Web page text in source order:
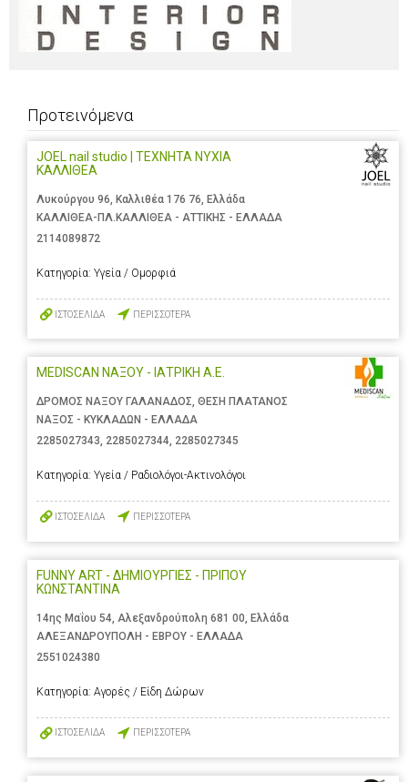
Προτεινόμενα
JOEL nail studio | ΤΕΧΝΗΤΑ ΝΥΧΙΑ
ΚΑΛΛΙΘΕΑ
Λυκούργου 96, Καλλιθέα 176 76, Ελλάδα
ΚΑΛΛΙΘΕΑ-ΠΛ.ΚΑΛΛΙΘΕΑ - ΑΤΤΙΚΗΣ - ΕΛΛΑΔΑ
2114089872
Κατηγορία: Υγεία / Ομορφιά
ΙΣΤΟΣΕΛΙΔΑ ΠΕΡΙΣΣΟΤΕΡΑ
MEDISCAN ΝΑΞΟΥ - ΙΑΤΡΙΚΗ Α.Ε.
ΔΡΟΜΟΣ ΝΑΞΟΥ ΓΑΛΑΝΑΔΟΣ, ΘΕΣΗ ΠΛΑΤΑΝΟΣ
ΝΑΞΟΣ - ΚΥΚΛΑΔΩΝ - ΕΛΛΑΔΑ
2285027343, 2285027344, 2285027345
Κατηγορία: Υγεία / Ραδιολόγοι-Ακτινολόγοι
ΙΣΤΟΣΕΛΙΔΑ ΠΕΡΙΣΣΟΤΕΡΑ
FUNNY ART - ΔΗΜΙΟΥΡΓΙΕΣ - ΠΡΙΠΟΥ
ΚΩΝΣΤΑΝΤΙΝΑ
14ης Μαΐου 54, Αλεξανδρούπολη 681 00, Ελλάδα
ΑΛΕΞΑΝΔΡΟΥΠΟΛΗ - ΕΒΡΟΥ - ΕΛΛΑΔΑ
2551024380
Κατηγορία: Αγορές / Είδη Δώρων
ΙΣΤΟΣΕΛΙΔΑ ΠΕΡΙΣΣΟΤΕΡΑ